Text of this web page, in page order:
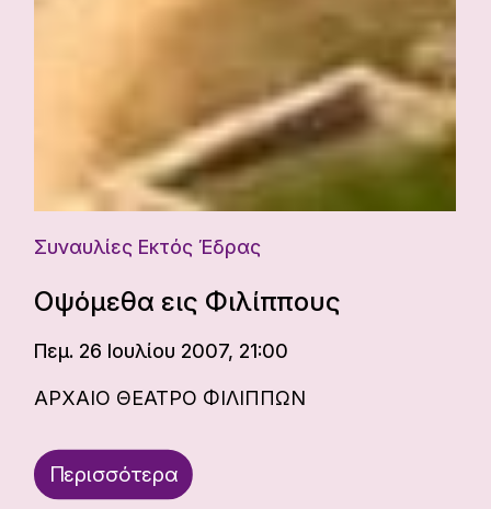
Συναυλίες Εκτός Έδρας
Οψόμεθα εις Φιλίππους
Πεμ. 26 Ιουλίου 2007, 21:00
ΑΡΧΑΙΟ ΘΕΑΤΡΟ ΦΙΛΙΠΠΩΝ
Περισσότερα